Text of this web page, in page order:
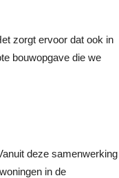
zorgt ervoor dat ook in
bouwopgave die we
deze samenwerking
in de